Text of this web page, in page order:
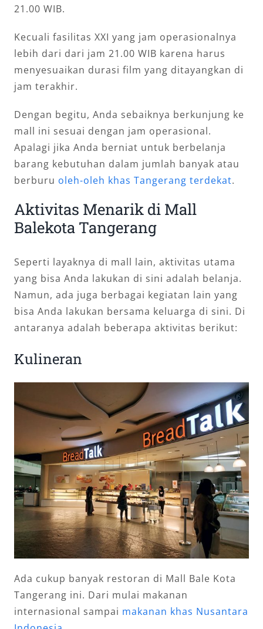
21.00 WIB.
Kecuali fasilitas XXI yang jam operasionalnya
lebih dari dari jam 21.00 WIB karena harus
menyesuaikan durasi film yang ditayangkan di
jam terakhir.
Dengan begitu, Anda sebaiknya berkunjung ke
mall ini sesuai dengan jam operasional.
Apalagi jika Anda berniat untuk berbelanja
barang kebutuhan dalam jumlah banyak atau
berburu oleh-oleh khas Tangerang terdekat.
Aktivitas Menarik di Mall
Balekota Tangerang
Seperti layaknya di mall lain, aktivitas utama
yang bisa Anda lakukan di sini adalah belanja.
Namun, ada juga berbagai kegiatan lain yang
bisa Anda lakukan bersama keluarga di sini. Di
antaranya adalah beberapa aktivitas berikut:
Kulineran
Ada cukup banyak restoran di Mall Bale Kota
Tangerang ini. Dari mulai makanan
internasional sampai makanan khas Nusantara